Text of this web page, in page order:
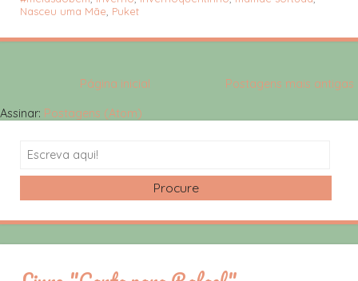
Nasceu uma Mãe Puket
Postagens mais antigas
Página inicial
Assinar: Postagens (Atom)
Search